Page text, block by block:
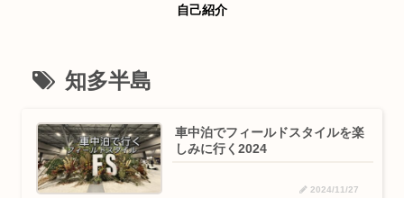
自己紹介
知多半島
車中泊でフィールドスタイルを楽
しみに行く2024
2024/11/27